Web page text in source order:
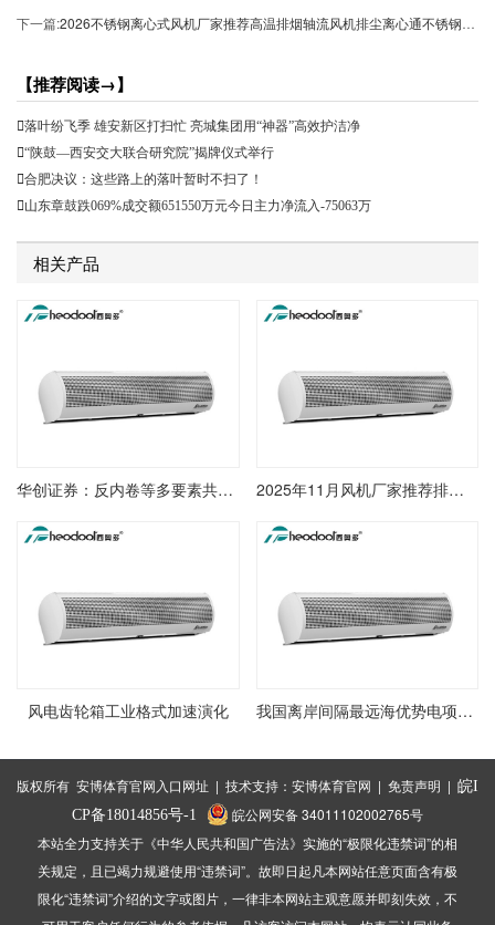
下一篇:2026不锈钢离心式风机厂家推荐高温排烟轴流风机排尘离心通不锈钢配件高压式通厂家优选指南！
【推荐阅读→】
落叶纷飞季 雄安新区打扫忙 亮城集团用“神器”高效护洁净
“陕鼓—西安交大联合研究院”揭牌仪式举行
合肥决议：这些路上的落叶暂时不扫了！
山东章鼓跌069%成交额651550万元今日主力净流入-75063万
相关产品
华创证券：反内卷等多要素共推风机价格上升 主机厂商盈余有望进一步修正 2025年11月风机厂家推荐排行榜节能高压风机空气磁悬浮高速永磁电子节能磁悬浮高速公司推荐
风电齿轮箱工业格式加速演化 我国离岸间隔最远海优势电项目悉数风机吊装完结
版权所有 安博体育官网入口网址 | 技术支持： 安博体育官网 | 免责声明 | 皖I
CP备18014856号-1
皖公网安备 34011102002765号
本站全力支持关于《中华人民共和国广告法》实施的“极限化违禁词”的相
关规定，且已竭力规避使用“违禁词”。故即日起凡本网站任意页面含有极
限化“违禁词”介绍的文字或图片，一律非本网站主观意愿并即刻失效，不